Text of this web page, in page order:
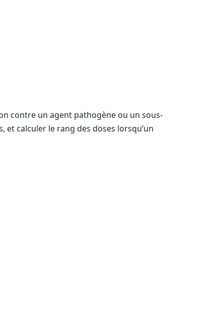
contre un agent pathogène ou un sous-
calculer le rang des doses lorsqu’un